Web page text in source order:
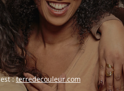
:terredecouleur.com